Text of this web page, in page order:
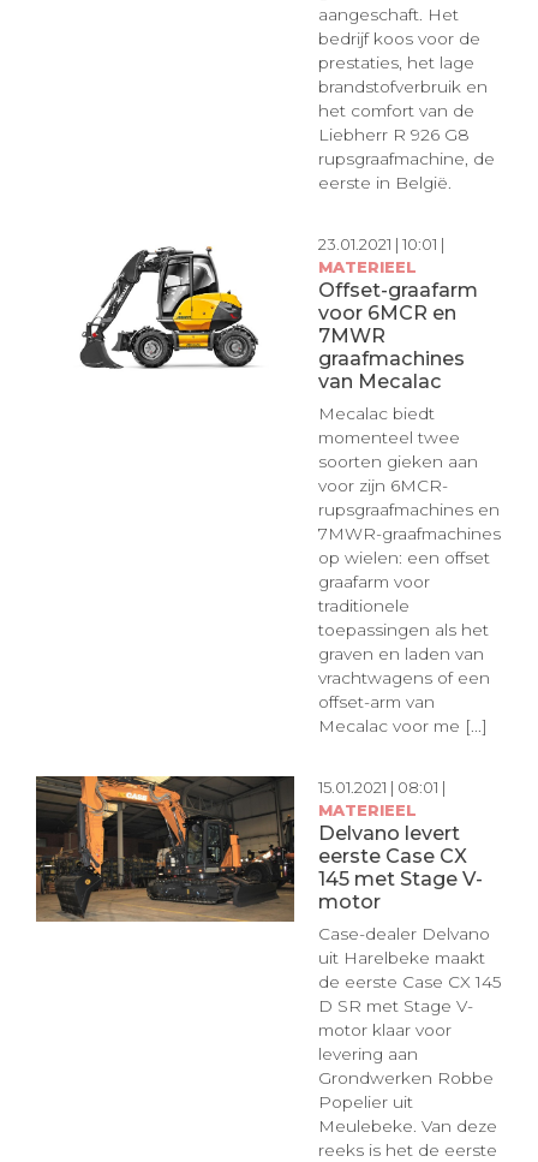
aangeschaft. Het
bedrijf koos voor de
prestaties, het lage
brandstofverbruik en
het comfort van de
Liebherr R 926 G8
rupsgraafmachine, de
eerste in België.
23.01.2021 | 10:01 |
MATERIEEL
Offset-graafarm
voor 6MCR en
7MWR
graafmachines
van Mecalac
Mecalac biedt
momenteel twee
soorten gieken aan
voor zijn 6MCR-
rupsgraafmachines en
7MWR-graafmachines
op wielen: een offset
graafarm voor
traditionele
toepassingen als het
graven en laden van
vrachtwagens of een
offset-arm van
Mecalac voor me [...]
15.01.2021 | 08:01 |
MATERIEEL
Delvano levert
eerste Case CX
145 met Stage V-
motor
Case-dealer Delvano
uit Harelbeke maakt
de eerste Case CX 145
D SR met Stage V-
motor klaar voor
levering aan
Grondwerken Robbe
Popelier uit
Meulebeke. Van deze
reeks is het de eerste